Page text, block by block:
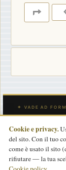
INDICE
Cookie e privacy.
del sito. Con il tuo
come è usato il sito
rifiutare — la tua